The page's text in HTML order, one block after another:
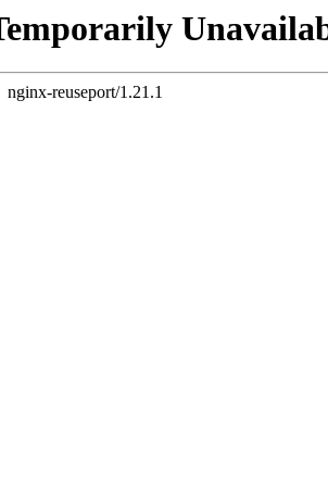
nginx-reuseport/1.21.1